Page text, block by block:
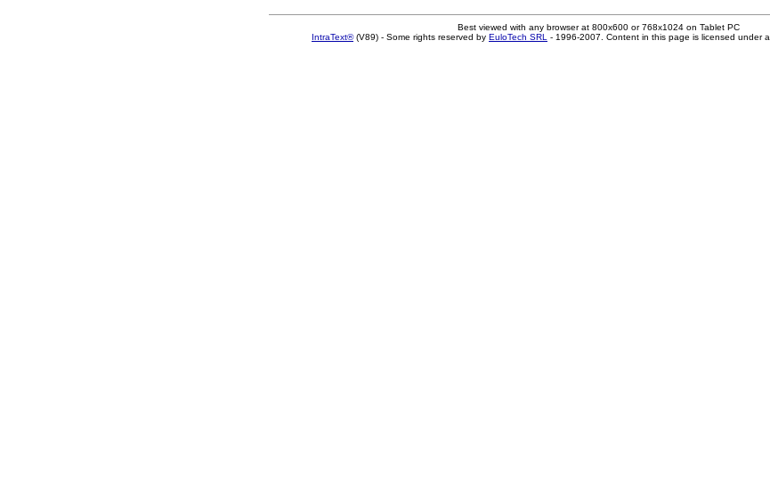
Best viewed with any browser at 800x600 or 768x1024 on Tablet PC
IntraText®(V89) - Some rights reserved by EuloTech SRL - 1996-2007. Content in this page is licensed under a